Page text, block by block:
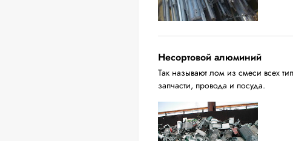
Несортовой алюминий
Так называют лом из смеси всех
запчасти, провода и посуда.